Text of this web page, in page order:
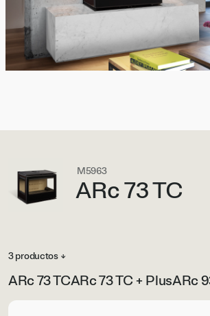
3 productos ↓
ARc 73 TCARc 73 TC + PlusARc
M5963
ARc 73 TC